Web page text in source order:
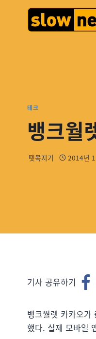
테크
뱅크월
뗏목지기 2014년
기사 공유하기
뱅크월렛 카카오가
했다. 실제 모바일